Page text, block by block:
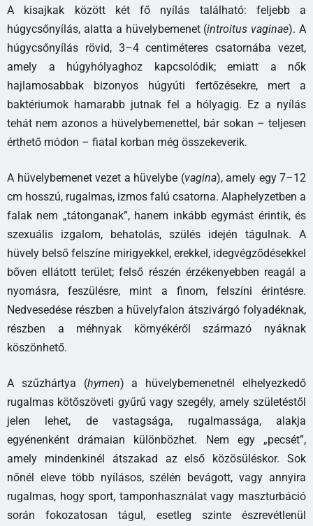
A kisajkak között két fő nyílás található: feljebb a
húgycsőnyílás, alatta a hüvelybemenet (introitus vaginae). A
húgycsőnyílás rövid, 3–4 centiméteres csatornába vezet,
amely a húgyhólyaghoz kapcsolódik; emiatt a nők
hajlamosabbak bizonyos húgyúti fertőzésekre, mert a
baktériumok hamarabb jutnak fel a hólyagig. Ez a nyílás
tehát nem azonos a hüvelybemenettel, bár sokan – teljesen
érthető módon – fiatal korban még összekeverik.
A hüvelybemenet vezet a hüvelybe (vagina), amely egy 7–12
cm hosszú, rugalmas, izmos falú csatorna. Alaphelyzetben a
falak nem „tátonganak”, hanem inkább egymást érintik, és
szexuális izgalom, behatolás, szülés idején tágulnak. A
hüvely belső felszíne mirigyekkel, erekkel, idegvégződésekkel
bőven ellátott terület; felső részén érzékenyebben reagál a
nyomásra, feszülésre, mint a finom, felszíni érintésre.
Nedvesedése részben a hüvelyfalon átszivárgó folyadéknak,
részben a méhnyak környékéről származó nyáknak
köszönhető.
A szűzhártya (hymen) a hüvelybemenetnél elhelyezkedő
rugalmas kötőszöveti gyűrű vagy szegély, amely születéstől
jelen lehet, de vastagsága, rugalmassága, alakja
egyénenként drámaian különbözhet. Nem egy „pecsét”,
amely mindenkinél átszakad az első közösüléskor. Sok
nőnél eleve több nyílásos, szélén bevágott, vagy annyira
rugalmas, hogy sport, tamponhasználat vagy maszturbáció
során fokozatosan tágul, esetleg szinte észrevétlenül